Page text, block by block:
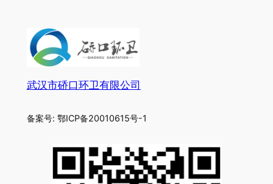
武汉市硚口环卫有限公司
备案号: 鄂ICP备20010615号-1